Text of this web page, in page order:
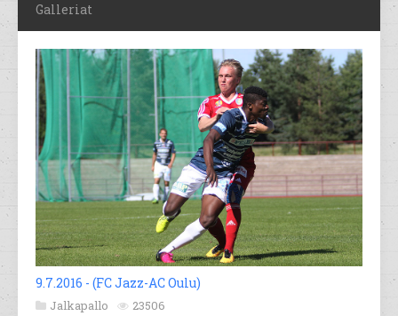
Galleriat
9.7.2016 - (FC Jazz-AC Oulu)
Jalkapallo 23506